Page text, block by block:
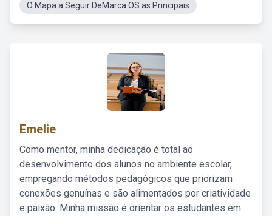
O Mapa a Seguir DeMarca OS as Principais
Emelie
Como mentor, minha dedicação é total ao
desenvolvimento dos alunos no ambiente escolar,
empregando métodos pedagógicos que priorizam
conexões genuínas e são alimentados por criatividade
e paixão. Minha missão é orientar os estudantes em